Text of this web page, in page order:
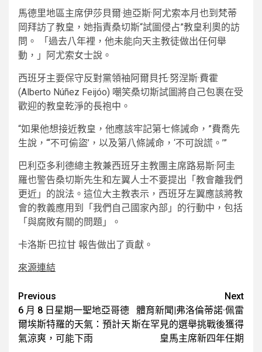
馬德里地區主席伊莎貝爾·迪亞斯·阿尤索本月也到梵蒂
岡拜訪了教皇，她指責桑切斯“試圖侵占”教皇利奧的訪
問。 「過去八年裡，他未能向天主教徒做出任何舉
動，」阿尤索女士說。
西班牙主要保守反對黨領袖阿爾貝托·努涅斯·費霍
(Alberto Núñez Feijóo) 嘲笑桑切斯試圖將自己包裹在受
歡迎的教皇乾淨的長袍中。
“如果他想接近教皇，他應該牢記第七條誡命，”費喬先
生說，“‘不可偷盜’，以及第八條誡命，‘不可說謊。’”
巴利亞多利德總主教兼西班牙主教團主席路易斯·阿圭
羅也警告桑切斯先生和左翼人士不要提出「教會離我們
更近」的說法。這位大主教表示，西班牙左翼應該將教
會的教義應用到「我們自己國家內部」的行動中，包括
「與腐敗有關的問題」。
卡洛斯·巴拉甘 報告做出了貢獻。
來源連結
Post
navigation
Previous
6 月 8 日星期一聖地亞哥德
爾埃斯特羅的天氣：預計天
氣涼爽，可能下雨
Next
體育新聞|弗洛倫蒂諾·佩雷
斯在罕見的選舉挑戰後獲得
皇馬主席新四年任期